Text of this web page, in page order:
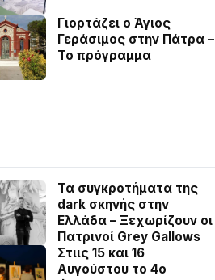
Γιορτάζει ο Άγιος
Γεράσιμος στην Πάτρα –
Το πρόγραμμα
Τα συγκροτήματα της
dark σκηνής στην
Ελλάδα – Ξεχωρίζουν οι
Πατρινοί Grey Gallows
Στιις 15 και 16
Αυγούστου το 4ο